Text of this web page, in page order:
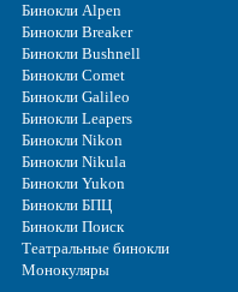
Бинокли Alpen
Бинокли Breaker
Бинокли Bushnell
Бинокли Comet
Бинокли Galileo
Бинокли Leapers
Бинокли Nikon
Бинокли Nikula
Бинокли Yukon
Бинокли БПЦ
Бинокли Поиск
Театральные бинокли
Монокуляры